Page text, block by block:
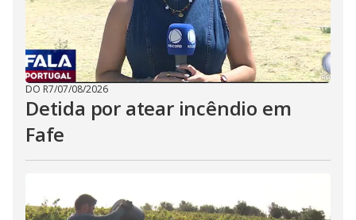
DO R7/07/08/2026
Detida por atear incêndio em
Fafe